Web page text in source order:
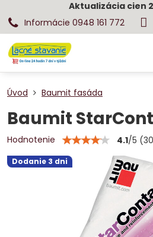
Aktualizácia cien
Informácie 0948 161 772
Dodanie 3 dni
Úvod Baumit fasáda
Baumit
Hodnotenie 4.1/5 (30